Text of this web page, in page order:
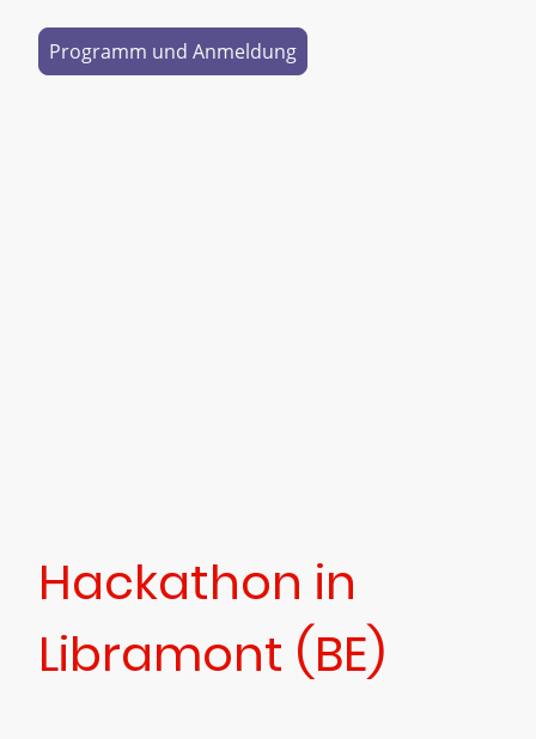
Programm und Anmeldung
Hackathon in
Libramont (BE)